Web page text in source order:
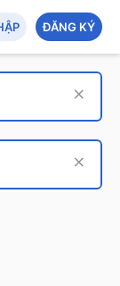
ĐĂNG KÝ